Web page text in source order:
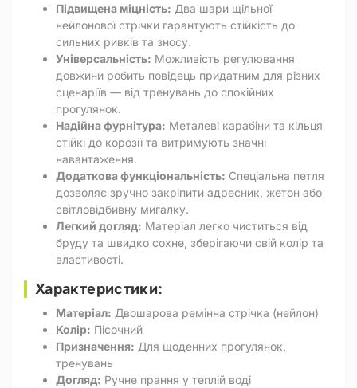
Підвищена міцність: Два шари щільної
нейлонової стрічки гарантують стійкість до
сильних ривків та зносу.
Універсальність: Можливість регулювання
довжини робить повідець придатним для різних
сценаріїв — від тренувань до спокійних
прогулянок.
Надійна фурнітура: Металеві карабіни та кільця
стійкі до корозії та витримують значні
навантаження.
Додаткова функціональність: Спеціальна петля
дозволяє зручно закріпити адресник, жетон або
світловідбивну мигалку.
Легкий догляд: Матеріал легко чиститься від
бруду та швидко сохне, зберігаючи свій колір та
властивості.
Характеристики:
Матеріал: Двошарова ремінна стрічка (нейлон)
Колір: Пісочний
Призначення: Для щоденних прогулянок,
тренувань
Догляд: Ручне прання у теплій воді